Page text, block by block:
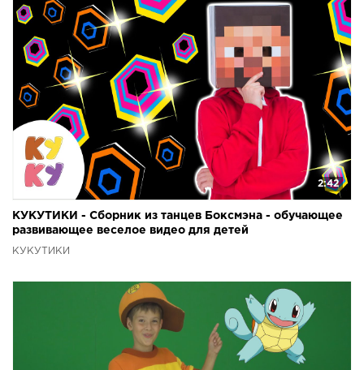
2:42
КУКУТИКИ - Сборник из танцев Боксмэна - обучающее
развивающее веселое видео для детей
КУКУТИКИ